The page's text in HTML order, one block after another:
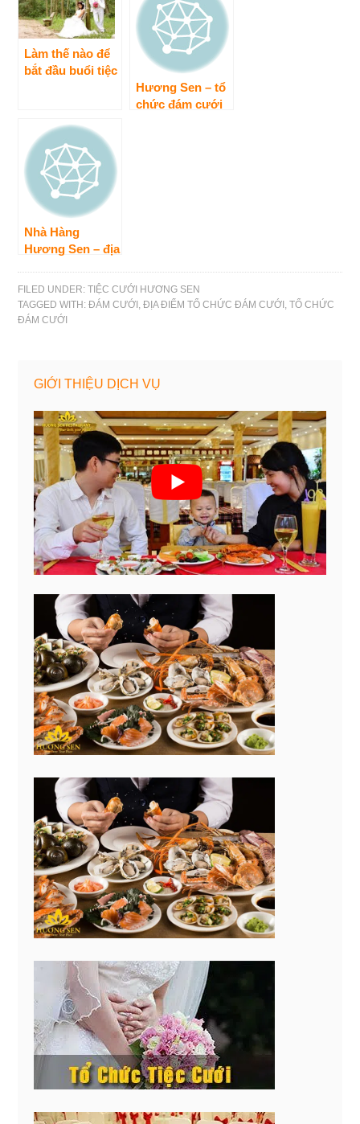
Làm thế nào để
bắt đầu buổi tiệc
Hương Sen – tổ
chức đám cưới
Nhà Hàng
Hương Sen – địa
đám cưới tuyệt
vời nhất
FILED UNDER:TIỆC CƯỚI HƯƠNG SEN
TAGGED WITH:ĐÁM CƯỚI ,ĐỊA ĐIỂM TỔ CHỨC ĐÁM CƯỚI ,TỔ CHỨC
ĐÁM CƯỚI
GIỚI THIỆU DỊCH VỤ